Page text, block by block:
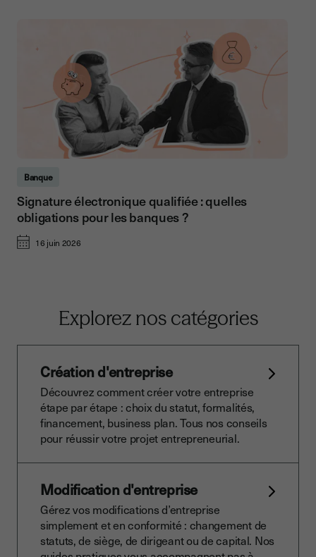
Banque
Signature électronique qualifiée : quelles
obligations pour les banques ?
16 juin 2026
Explorez nos catégories
Création d'entreprise
Découvrez comment créer votre entreprise
étape par étape : choix du statut, formalités,
financement, business plan. Tous nos conseils
pour réussir votre projet entrepreneurial.
Modification d'entreprise
Gérez vos modifications d’entreprise
simplement et en conformité : changement de
statuts, de siège, de dirigeant ou de capital. Nos